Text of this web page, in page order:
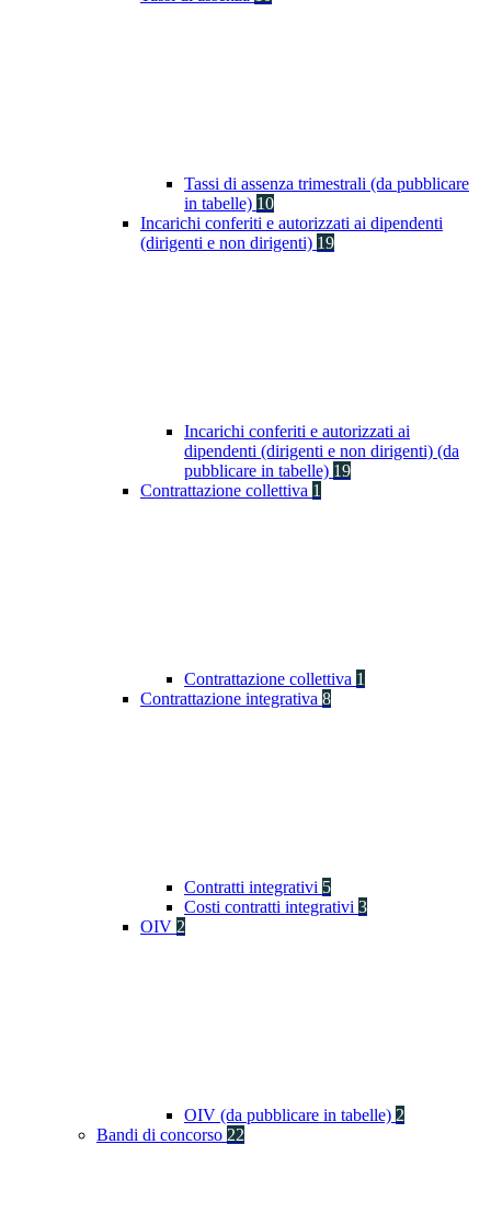
Tassi di assenza trimestrali (da pubblicare
in tabelle) 10
Incarichi conferiti e autorizzati ai dipendenti
(dirigenti e non dirigenti) 19
Incarichi conferiti e autorizzati ai
dipendenti (dirigenti e non dirigenti) (da
pubblicare in tabelle) 19
Contrattazione collettiva 1
Contrattazione collettiva 1
Contrattazione integrativa 8
Contratti integrativi 5
Costi contratti integrativi 3
OIV 2
OIV (da pubblicare in tabelle) 2
Bandi di concorso 22